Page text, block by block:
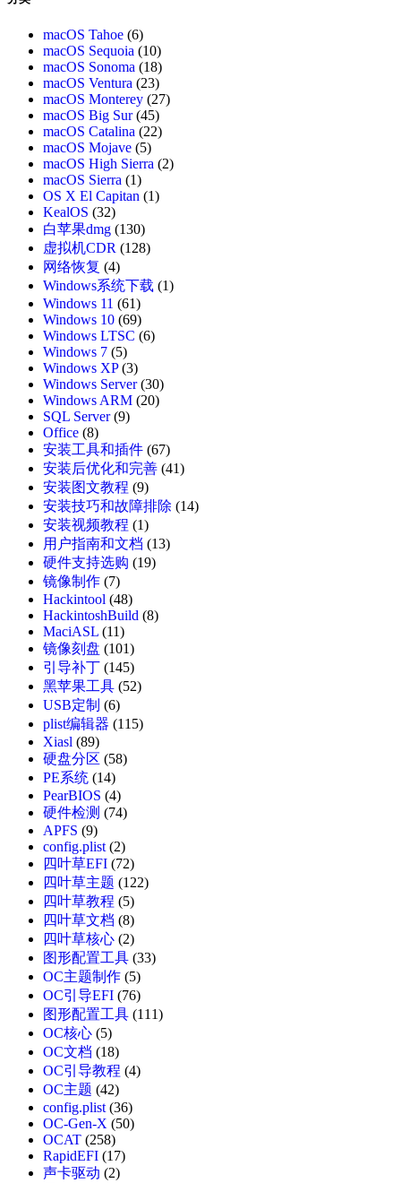
macOS Tahoe (6)
macOS Sequoia (10)
macOS Sonoma (18)
macOS Ventura (23)
macOS Monterey (27)
macOS Big Sur(45)
macOS Catalina (22)
macOS Mojave (5)
macOS High Sierra (2)
macOS Sierra (1)
OS X El Capitan (1)
KealOS (32)
白苹果dmg (130)
虚拟机CDR (128)
网络恢复 (4)
Windows系统下载 (1)
Windows 11 (61)
Windows 10 (69)
Windows LTSC (6)
Windows 7 (5)
Windows XP(3)
Windows Server(30)
Windows ARM (20)
SQL Server(9)
Office (8)
安装工具和插件 (67)
安装后优化和完善 (41)
安装图文教程 (9)
安装技巧和故障排除 (14)
安装视频教程 (1)
用户指南和文档 (13)
硬件支持选购 (19)
镜像制作 (7)
Hackintool (48)
HackintoshBuild (8)
MaciASL (11)
镜像刻盘 (101)
引导补丁 (145)
黑苹果工具 (52)
USB定制 (6)
plist编辑器 (115)
Xiasl (89)
硬盘分区 (58)
PE系统 (14)
PearBIOS (4)
硬件检测 (74)
APFS (9)
config.plist(2)
四叶草EFI (72)
四叶草主题 (122)
四叶草教程 (5)
四叶草文档 (8)
四叶草核心 (2)
图形配置工具 (33)
OC主题制作 (5)
OC引导EFI (76)
图形配置工具 (111)
OC核心 (5)
OC文档 (18)
OC引导教程 (4)
OC主题 (42)
config.plist(36)
OC-Gen-X (50)
OCAT (258)
RapidEFI (17)
声卡驱动 (2)